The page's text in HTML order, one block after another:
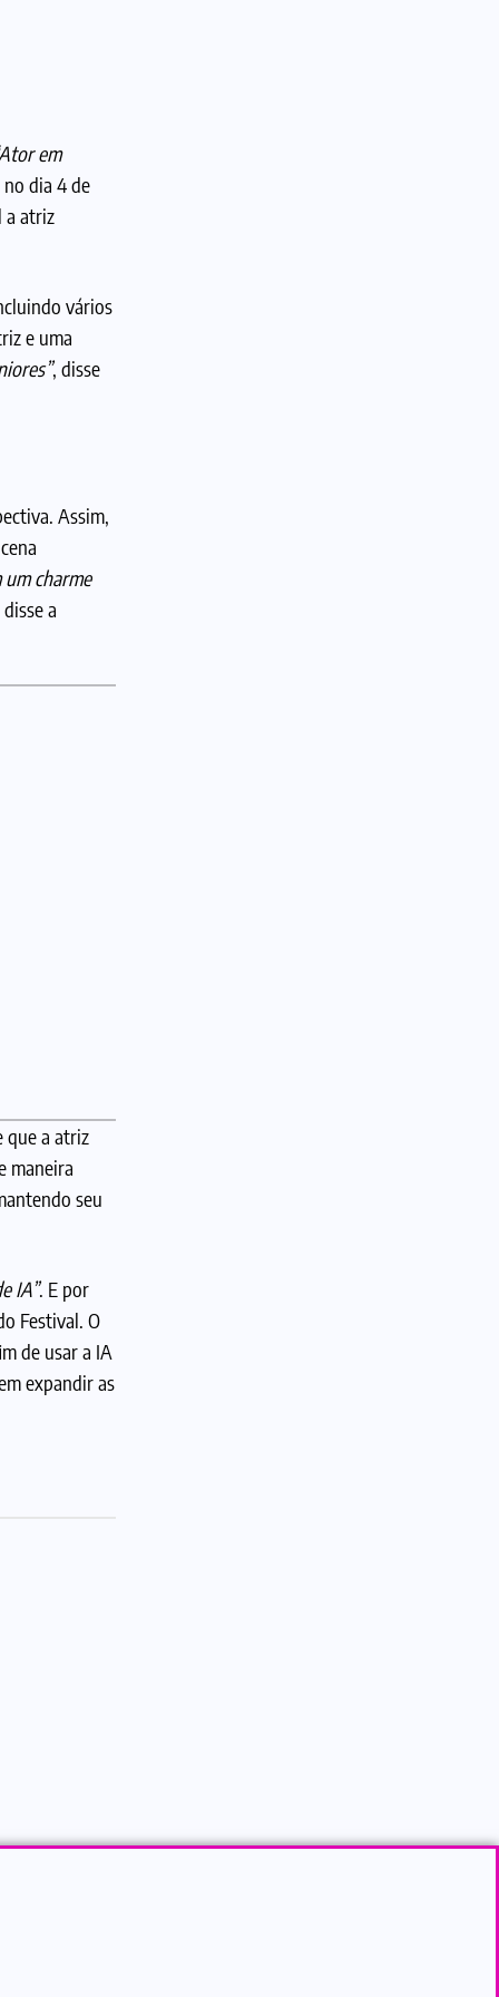
em
dia 4 de
a atriz
vários
e uma
, disse
Assim,
um charme
disse a
que a atriz
maneira
seu
IA”. E por
Festival. O
de usar a IA
expandir as